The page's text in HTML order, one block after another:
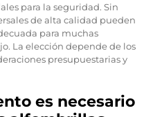
para la seguridad. Sin
de alta calidad pueden
para muchas
La elección depende de los
presupuestarias y
es necesario